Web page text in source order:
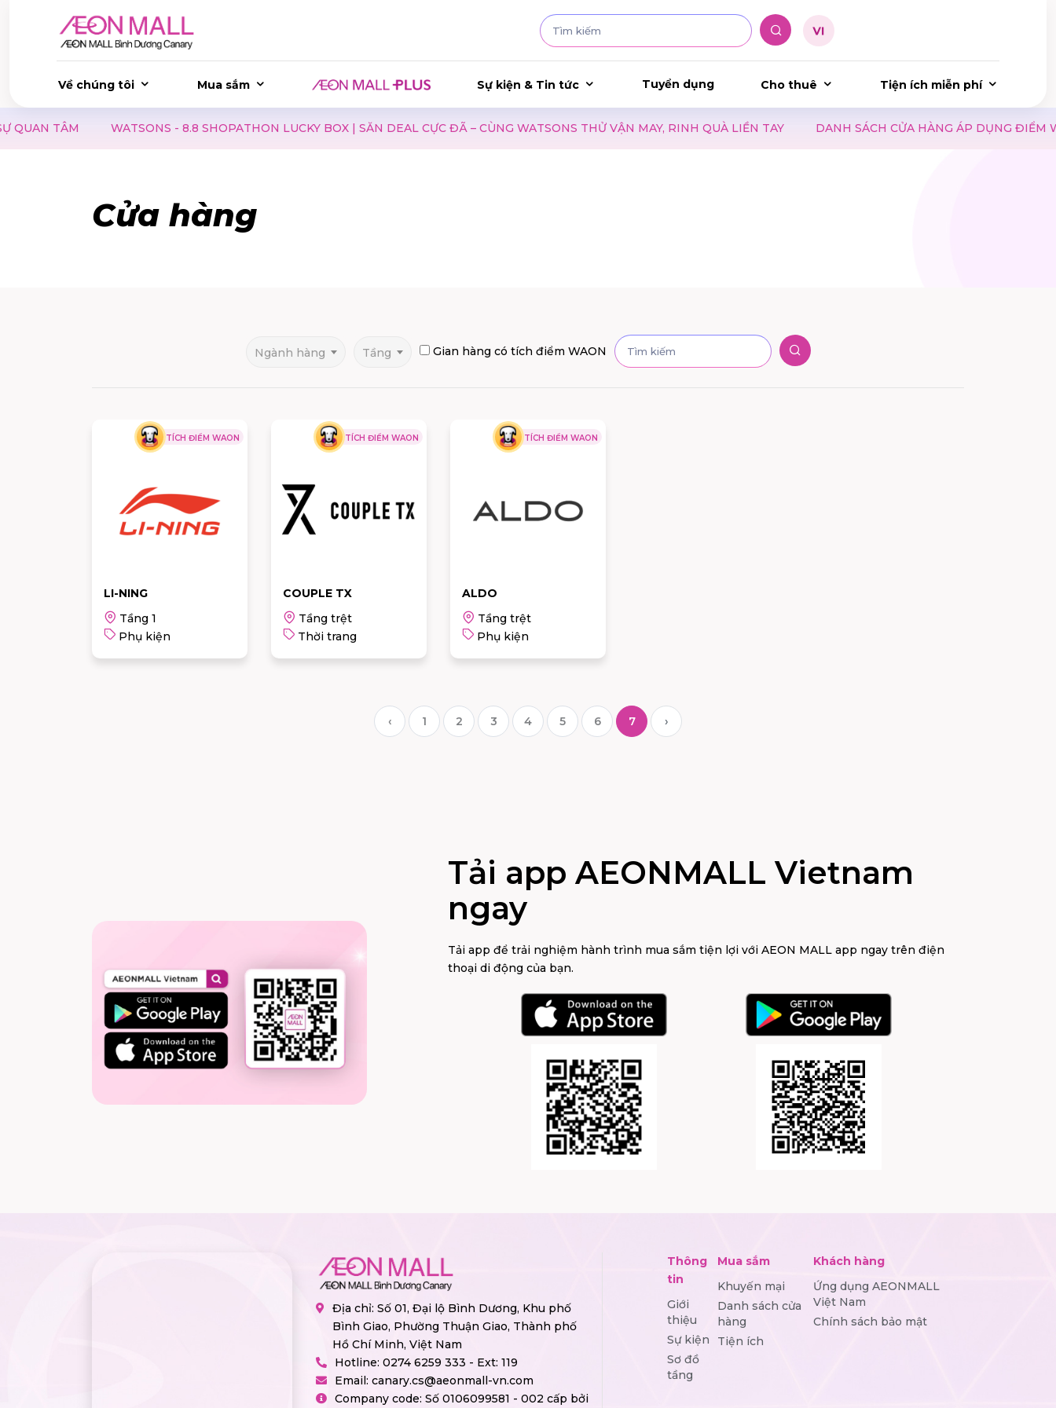
Về chúng tôi Mua sắm Sự kiện & Tin tức Tuyển dụng Cho thuê Tiện ích miễn phí
WATSONS - 8.8 SHOPATHON LUCKY BOX | SĂN DEAL CỰC ĐÃ – CÙNG WATSONS THỬ VẬN MAY, RINH QUÀ LIỀN TAY DANH SÁCH CỬA HÀNG ÁP DỤNG ĐIỂM WAON
Cửa hàng
Ngành hàng Tầng Gian hàng có tích điểm WAON
TÍCH ĐIỂM WAON
LI-NING
Tầng 1
Phụ kiện
TÍCH ĐIỂM WAON
COUPLE TX
Tầng trệt
Thời trang
TÍCH ĐIỂM WAON
ALDO
Tầng trệt
Phụ kiện
‹ 1 2 3 4 5 6 7 ›
Tải app AEONMALL Vietnam
ngay
Tải app để trải nghiệm hành trình mua sắm tiện lợi với AEON MALL app ngay trên điện
thoại di động của bạn.
Địa chỉ: Số 01, Đại lộ Bình Dương, Khu phố
Bình Giao, Phường Thuận Giao, Thành phố
Hồ Chí Minh, Việt Nam
Hotline: 0274 6259 333 - Ext: 119
Email: canary.cs@aeonmall-vn.com
Company code: Số 0106099581 - 002 cấp bởi
Thông
tin
Giới
thiệu
Sự kiện
Sơ đồ
tầng
Mua sắm
Khuyến mại
Danh sách cửa
hàng
Tiện ích
Khách hàng
Ứng dụng AEONMALL
Việt Nam
Chính sách bảo mật